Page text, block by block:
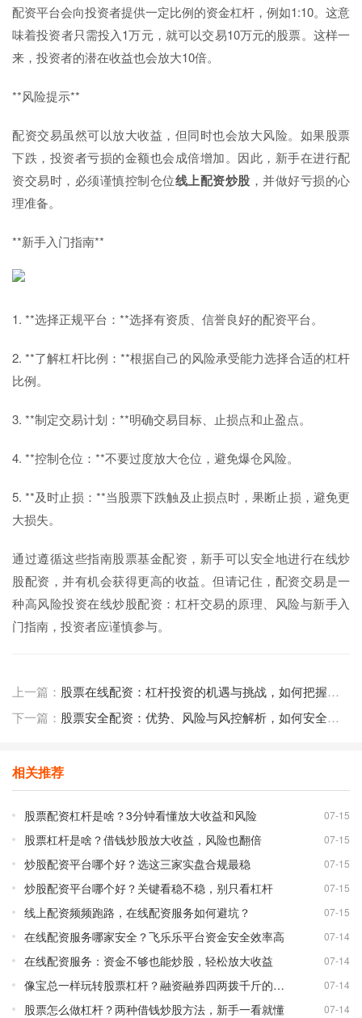
配资平台会向投资者提供一定比例的资金杠杆，例如1:10。这意
味着投资者只需投入1万元，就可以交易10万元的股票。这样一
来，投资者的潜在收益也会放大10倍。
**风险提示**
配资交易虽然可以放大收益，但同时也会放大风险。如果股票
下跌，投资者亏损的金额也会成倍增加。因此，新手在进行配
资交易时，必须谨慎控制仓位线上配资炒股 ，并做好亏损的心
理准备。
**新手入门指南**
1. **选择正规平台：**选择有资质、信誉良好的配资平台。
2. **了解杠杆比例：**根据自己的风险承受能力选择合适的杠杆
比例。
3. **制定交易计划：**明确交易目标、止损点和止盈点。
4. **控制仓位：**不要过度放大仓位，避免爆仓风险。
5. **及时止损：**当股票下跌触及止损点时，果断止损，避免更
大损失。
通过遵循这些指南股票基金配资，新手可以安全地进行在线炒
股配资，并有机会获得更高的收益。但请记住，配资交易是一
种高风险投资在线炒股配资：杠杆交易的原理、风险与新手入
门指南，投资者应谨慎参与。
上一篇： 股票在线配资：杠杆投资的机遇与挑战，如何把握市场信号实现收益最大化？
下一篇： 股票安全配资：优势、风险与风控解析，如何安全使用杠杆投资？
相关推荐
股票配资杠杆是啥？3分钟看懂放大收益和风险 07-15
股票杠杆是啥？借钱炒股放大收益，风险也翻倍 07-15
炒股配资平台哪个好？选这三家实盘合规最稳 07-15
炒股配资平台哪个好？关键看稳不稳，别只看杠杆 07-15
线上配资频频跑路，在线配资服务如何避坑？ 07-15
在线配资服务哪家安全？飞乐乐平台资金安全效率高 07-14
在线配资服务：资金不够也能炒股，轻松放大收益 07-14
像宝总一样玩转股票杠杆？融资融券四两拨千斤的秘密 07-14
股票怎么做杠杆？两种借钱炒股方法，新手一看就懂 07-14